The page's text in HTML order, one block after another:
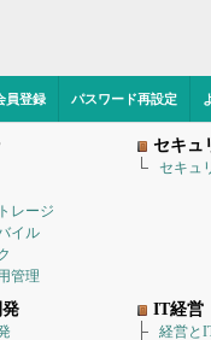
員登録 パスワード再設定
レージ
イル
管理
セキュ
セキュ
IT経営
経営と